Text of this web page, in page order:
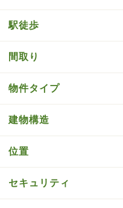
駅徒歩
間取り
物件タイプ
建物構造
位置
セキュリティ